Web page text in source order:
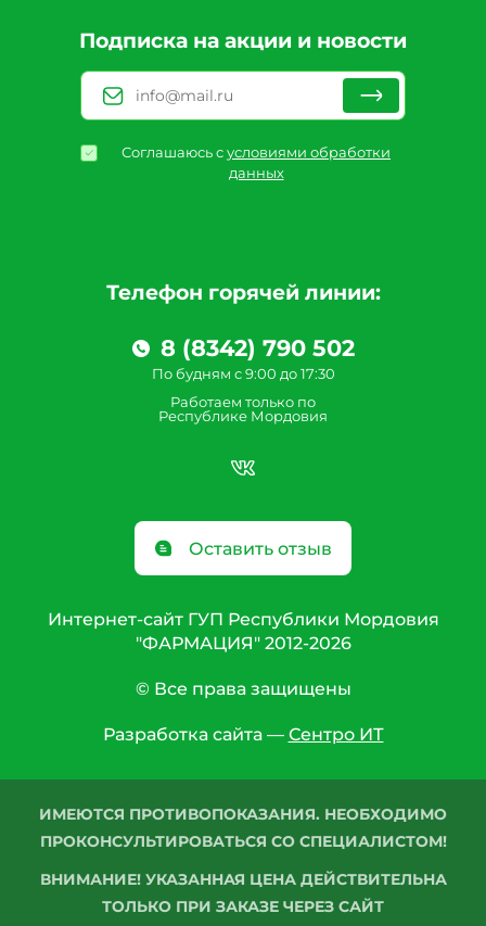
Телефон горячей линии:
8 (8342) 790 502
По будням с 9:00 до 17:30
Работаем только по
Республике Мордовия
Оставить отзыв
Подписка на акции и новости
Соглашаюсь сусловиями обработки
данных
Интернет-сайт ГУП Республики Мордовия
"ФАРМАЦИЯ" 2012-2026
© Все права защищены
Разработка сайта — Сентро ИТ
ИМЕЮТСЯ ПРОТИВОПОКАЗАНИЯ. НЕОБХОДИМО
ПРОКОНСУЛЬТИРОВАТЬСЯ СО СПЕЦИАЛИСТОМ!
ВНИМАНИЕ! УКАЗАННАЯ ЦЕНА ДЕЙСТВИТЕЛЬНА
ТОЛЬКО ПРИ ЗАКАЗЕ ЧЕРЕЗ САЙТ